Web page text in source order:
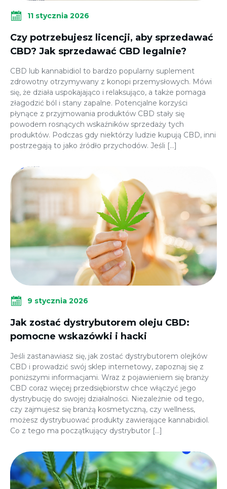
11 stycznia 2026
Czy potrzebujesz licencji, aby sprzedawać
CBD? Jak sprzedawać CBD legalnie?
CBD lub kannabidiol to bardzo popularny suplement
zdrowotny otrzymywany z konopi przemysłowych. Mówi
się, że działa uspokajająco i relaksująco, a także pomaga
złagodzić ból i stany zapalne. Potencjalne korzyści
płynące z przyjmowania produktów CBD stały się
powodem rosnących wskaźników sprzedaży tych
produktów. Podczas gdy niektórzy ludzie kupują CBD, inni
postrzegają to jako źródło przychodów. Jeśli […]
9 stycznia 2026
Jak zostać dystrybutorem oleju CBD:
pomocne wskazówki i hacki
Jeśli zastanawiasz się, jak zostać dystrybutorem olejków
CBD i prowadzić swój sklep internetowy, zapoznaj się z
poniższymi informacjami. Wraz z pojawieniem się branży
CBD coraz więcej przedsiębiorstw chce włączyć jego
dystrybucję do swojej działalności. Niezależnie od tego,
czy zajmujesz się branżą kosmetyczną, czy wellness,
możesz dystrybuować produkty zawierające kannabidiol.
Co z tego ma początkujący dystrybutor […]